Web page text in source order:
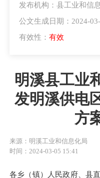
发布机构：县工业和信
公文生成日期：2024-
有效性： 有效
明溪县工业
发明溪供电
方
来源：明溪工业和信息化局
时间：2024-03-05 15:41
各乡（镇）人民政府、县